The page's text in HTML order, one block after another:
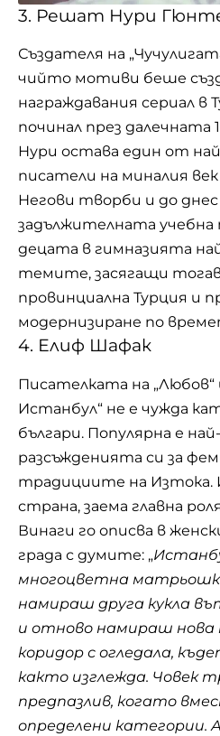
3. Решат Нури
Създателя на
чийто мотиви беше
награждавания сериал в
починал през далечната
Нури остава един от
писатели на миналия
Негови творби и до
задължителната учебна
децата в гимназията
темите, засягащи
провинциална Турция и
модернизиране по
4. Елиф Шафак
Писателката на „Любов“
Истанбул“ не е чужда
българи. Популярна е
разсъжденията си за
традициите на Изтока.
страна, заема главна
Винаги го описва в
града с думите: „
многоцветна
намираш друга кукла
и отново намираш нова
коридор с огледала,
както изглежда. Човек
предпазлив, когато
определени категории.